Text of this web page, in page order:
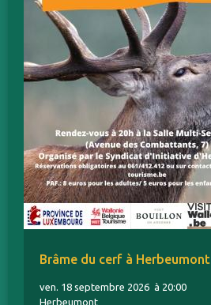
Brâme du cerf à Herbeumont
ven. 18 septembre 2026 à 20:00
Herbeumont